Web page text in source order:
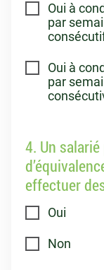
Oui à
par
Oui à
par
4. Un
effectuer
Oui
Non